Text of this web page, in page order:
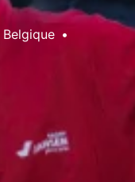
Belgique •